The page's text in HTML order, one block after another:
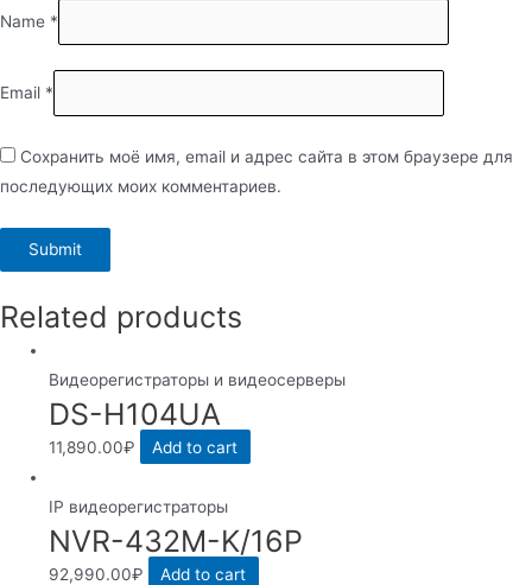
Name *
Email *
Сохранить моё имя, email и адрес сайта в этом браузере для
последующих моих комментариев.
Related products
Видеорегистраторы и видеосерверы
DS-H104UA
11,890.00₽ Add to cart
IP видеорегистраторы
NVR-432M-K/16P
92,990.00₽ Add to cart